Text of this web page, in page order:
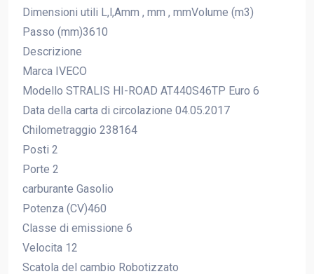
Dimensioni utili L,l,Amm , mm , mmVolume (m3)
Passo (mm)3610
Descrizione
Marca IVECO
Modello STRALIS HI-ROAD AT440S46TP Euro 6
Data della carta di circolazione 04.05.2017
Chilometraggio 238164
Posti 2
Porte 2
carburante Gasolio
Potenza (CV)460
Classe di emissione 6
Velocita 12
Scatola del cambio Robotizzato